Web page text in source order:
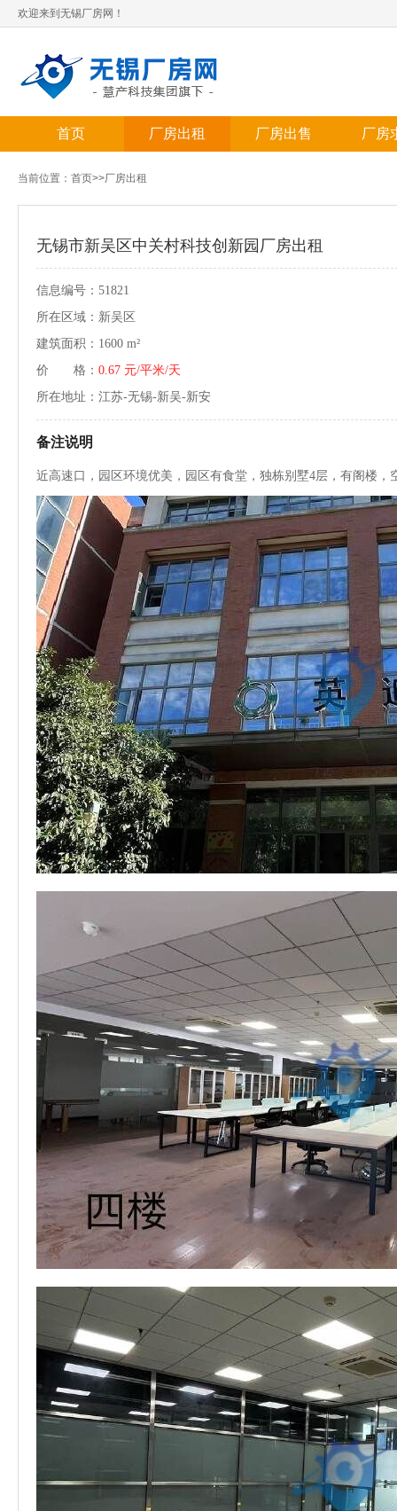
欢迎来到无锡厂房网！
首页 厂房出租 厂房出售 厂房
当前位置： 首页>>厂房出租
无锡市新吴区中关村科技创新园厂房出租
信息编号：51821
所在区域：新吴区
建筑面积：1600 m²
价 格： 0.67 元/平米/天
所在地址：江苏-无锡-新吴-新安
备注说明
近高速口，园区环境优美，园区有食堂，独栋别墅4层，有阁楼，